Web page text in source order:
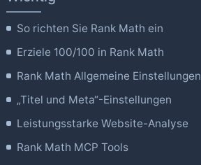
So richten Sie Rank Math ein
Erziele 100/100 in Rank Math
Rank Math Allgemeine Einstellungen
„Titel und Meta“-Einstellungen
Leistungsstarke Website-Analyse
Rank Math MCP Tools